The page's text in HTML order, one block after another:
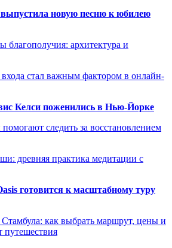
новую песню к юбилею
благополучия: архитектура и
стал важным фактором в онлайн-
Келси поженились в Нью-Йорке
следить за восстановлением
древняя практика медитации с
готовится к масштабному туру
как выбрать маршрут, цены и
путешествия